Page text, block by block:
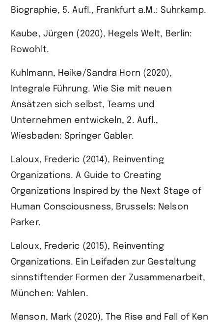
Biographie, 5. Aufl., Frankfurt a.M.: Suhrkamp.
Kaube, Jürgen (2020), Hegels Welt, Berlin:
Rowohlt.
Kuhlmann, Heike/Sandra Horn (2020),
Integrale Führung. Wie Sie mit neuen
Ansätzen sich selbst, Teams und
Unternehmen entwickeln, 2. Aufl.,
Wiesbaden: Springer Gabler.
Laloux, Frederic (2014), Reinventing
Organizations. A Guide to Creating
Organizations Inspired by the Next Stage of
Human Consciousness, Brussels: Nelson
Parker.
Laloux, Frederic (2015), Reinventing
Organizations. Ein Leifaden zur Gestaltung
sinnstiftender Formen der Zusammenarbeit,
München: Vahlen.
Manson, Mark (2020), The Rise and Fall of Ken